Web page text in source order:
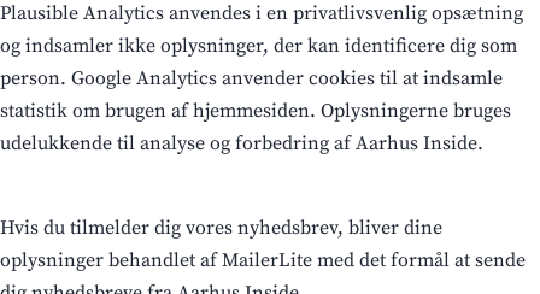
Plausible Analytics anvendes i en privatlivsvenlig opsætning
og indsamler ikke oplysninger, der kan identificere dig som
person. Google Analytics anvender cookies til at indsamle
statistik om brugen af hjemmesiden. Oplysningerne bruges
udelukkende til analyse og forbedring af Aarhus Inside.
Hvis du tilmelder dig vores nyhedsbrev, bliver dine
oplysninger behandlet af MailerLite med det formål at sende